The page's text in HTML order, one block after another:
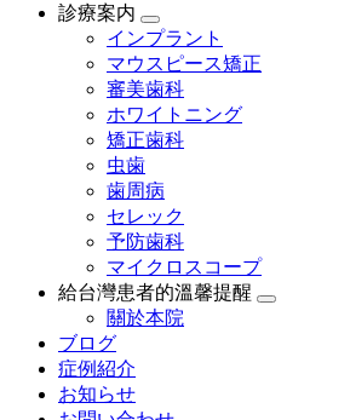
診療案内
インプラント
マウスピース矯正
審美歯科
ホワイトニング
矯正歯科
虫歯
歯周病
セレック
予防歯科
マイクロスコープ
給台灣患者的溫馨提醒
關於本院
ブログ
症例紹介
お知らせ